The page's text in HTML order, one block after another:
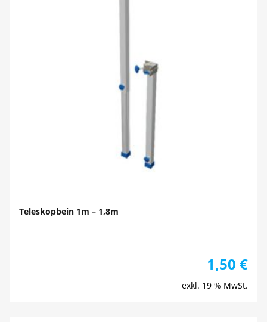
Teleskopbein 1m – 1,8m
1,50 €
exkl. 19 % MwSt.